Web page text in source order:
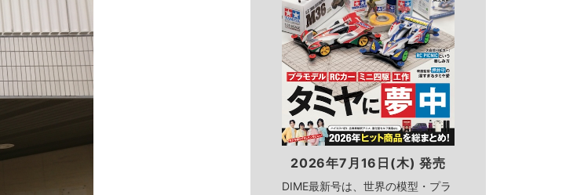
2026年7月16日(木) 発売
DIME最新号は、世界の模型・プラ